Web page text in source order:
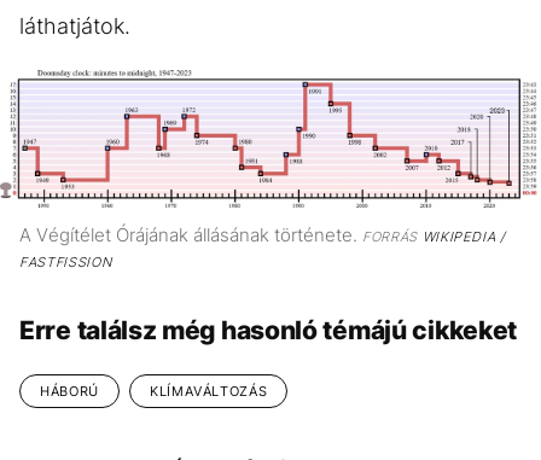
láthatjátok.
A Végítélet Órájának állásának története. FORRÁSWIKIPEDIA /
FASTFISSION
Erre találsz még hasonló témájú cikkeket
HÁBORÚ KLÍMAVÁLTOZÁS